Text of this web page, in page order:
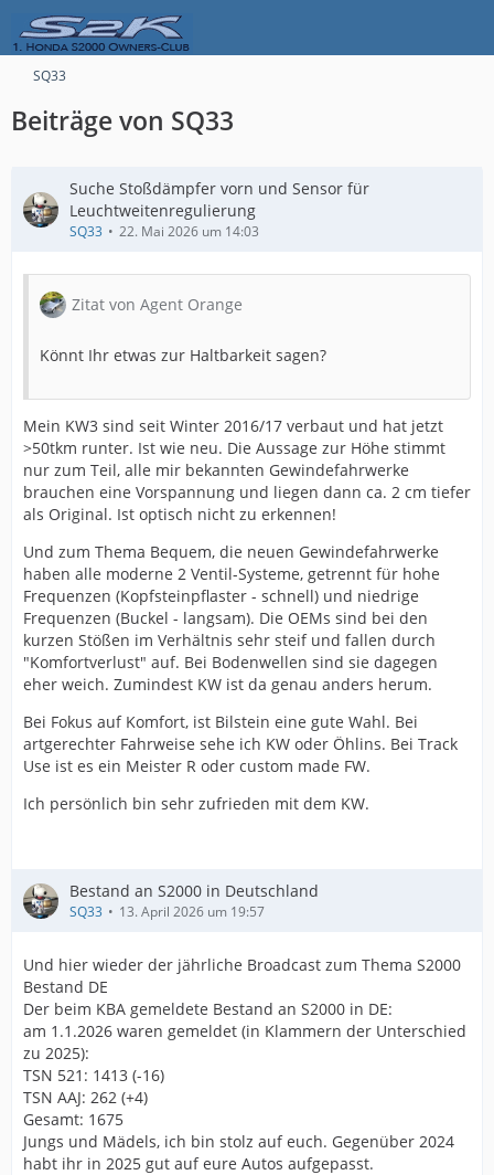
SQ33
Beiträge von SQ33
Suche Stoßdämpfer vorn und Sensor für
Leuchtweitenregulierung
SQ33 22. Mai 2026 um 14:03
Zitat von Agent Orange
Könnt Ihr etwas zur Haltbarkeit sagen?
Mein KW3 sind seit Winter 2016/17 verbaut und hat jetzt
>50tkm runter. Ist wie neu. Die Aussage zur Höhe stimmt
nur zum Teil, alle mir bekannten Gewindefahrwerke
brauchen eine Vorspannung und liegen dann ca. 2 cm tiefer
als Original. Ist optisch nicht zu erkennen!
Und zum Thema Bequem, die neuen Gewindefahrwerke
haben alle moderne 2 Ventil-Systeme, getrennt für hohe
Frequenzen (Kopfsteinpflaster - schnell) und niedrige
Frequenzen (Buckel - langsam). Die OEMs sind bei den
kurzen Stößen im Verhältnis sehr steif und fallen durch
"Komfortverlust" auf. Bei Bodenwellen sind sie dagegen
eher weich. Zumindest KW ist da genau anders herum.
Bei Fokus auf Komfort, ist Bilstein eine gute Wahl. Bei
artgerechter Fahrweise sehe ich KW oder Öhlins. Bei Track
Use ist es ein Meister R oder custom made FW.
Ich persönlich bin sehr zufrieden mit dem KW.
Bestand an S2000 in Deutschland
SQ33 13. April 2026 um 19:57
Und hier wieder der jährliche Broadcast zum Thema S2000
Bestand DE
Der beim KBA gemeldete Bestand an S2000 in DE:
am 1.1.2026 waren gemeldet (in Klammern der Unterschied
zu 2025):
TSN 521: 1413 (-16)
TSN AAJ: 262 (+4)
Gesamt: 1675
Jungs und Mädels, ich bin stolz auf euch. Gegenüber 2024
habt ihr in 2025 gut auf eure Autos aufgepasst.